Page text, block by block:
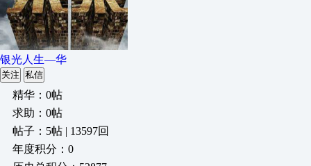
银光人生—华
关注 私信
精华：0帖
求助：0帖
帖子：5帖 | 13597回
年度积分：0